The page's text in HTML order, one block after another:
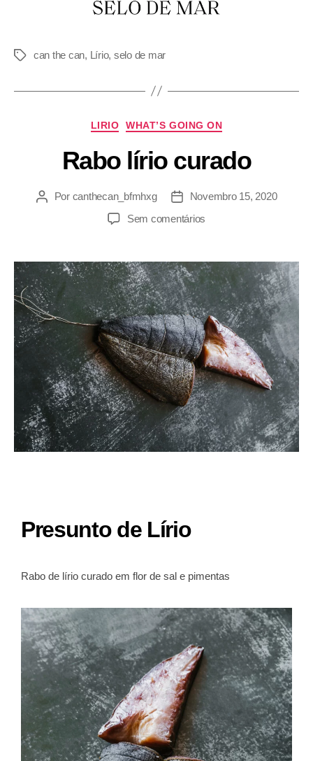
can the can, Lírio, selo de mar
LIRIO WHAT’S GOING ON
Rabo lírio curado
Por canthecan_bfmhxg
Novembro 15, 2020
Sem comentários
Presunto de Lírio
Rabo de lírio curado em flor de sal e pimentas